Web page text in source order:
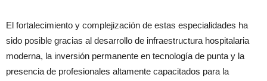
El fortalecimiento y complejización de estas especialidades ha
sido posible gracias al desarrollo de infraestructura hospitalaria
moderna, la inversión permanente en tecnología de punta y la
presencia de profesionales altamente capacitados para la